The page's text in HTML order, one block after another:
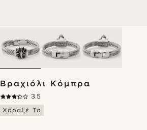
Βραχιόλι Κόμπρα
3.5
Χάραξέ Το